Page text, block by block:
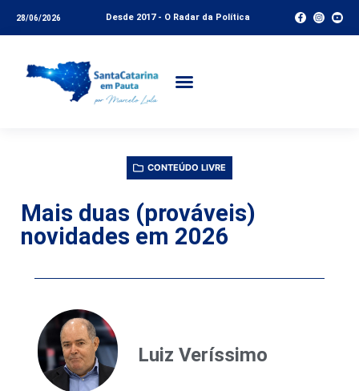
28/06/2026 Desde 2017 - O Radar da Política
CONTEÚDO LIVRE
Mais duas (prováveis)
novidades em 2026
Luiz Veríssimo